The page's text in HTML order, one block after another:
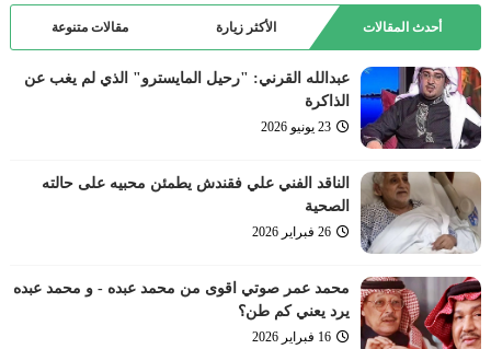
أحدث المقالات الأكثر زيارة مقالات متنوعة
عبدالله القرني: "رحيل المايسترو" الذي لم يغب عن
الذاكرة
23 يونيو 2026
الناقد الفني علي فقندش يطمئن محبيه على حالته
الصحية
26 فبراير 2026
محمد عمر صوتي اقوى من محمد عبده - و محمد عبده
يرد يعني كم طن؟
16 فبراير 2026